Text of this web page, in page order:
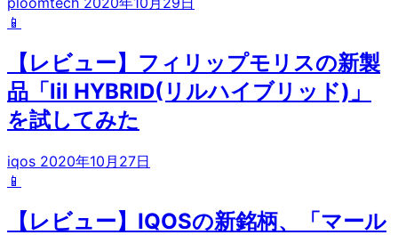
📱
【レビュー】フィリップモリスの新製
品「lil HYBRID(リルハイブリッド)」
を試してみた
iqos 2020年10月27日
📱
【レビュー】IQOSの新銘柄、「マール